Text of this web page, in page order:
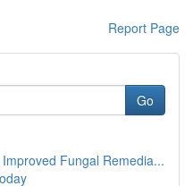
Report Page
Go
Fungal Remedia...